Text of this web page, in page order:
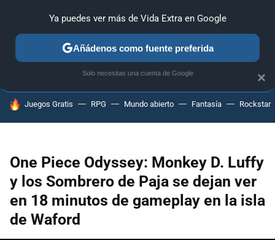
ANÁLISIS GUÍAS Y TRUCOS PC SONY NINTENDO
HOY SE HABLA DE
Juegos Gratis RPG Mundo abierto Fantasía Rockstar
One Piece Odyssey: Monkey D. Luffy
y los Sombrero de Paja se dejan ver
en 18 minutos de gameplay en la isla
de Waford
×
Ya puedes ver más de Vida Extra en Google
Añádenos como fuente preferida
Solo necesitas una cuenta de Google